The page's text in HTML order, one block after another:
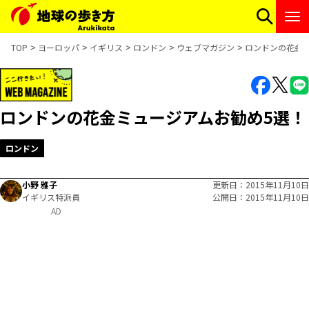
TOP ヨーロッパ イギリス ロンドン ウェブマガジン ロンドンの花金
ロンドンの花金ミュージアムお勧め5選！
ロンドン
小野 雅子
イギリス特派員
更新日
2015年11月10日
公開日
2015年11月10日
AD